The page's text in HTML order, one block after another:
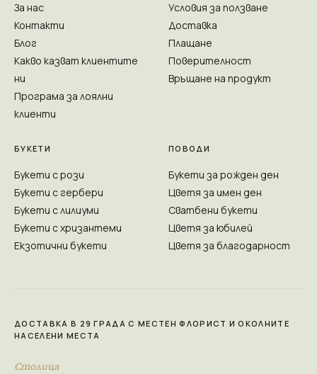
За нас
Контакти
Блог
Какво казват клиентите
ни
Програма за лоялни
клиенти
Условия за ползване
Доставка
Плащане
Поверителност
Връщане на продукт
БУКЕТИ
Букети с рози
Букети с гербери
Букети с лилиуми
Букети с хризантеми
Екзотични букети
ПОВОДИ
Букети за рожден ден
Цветя за имен ден
Сватбени букети
Цветя за юбилей
Цветя за благодарност
ДОСТАВКА В 29 ГРАДА С МЕСТЕН ФЛОРИСТ И ОКОЛНИТЕ
НАСЕЛЕНИ МЕСТА
Столица